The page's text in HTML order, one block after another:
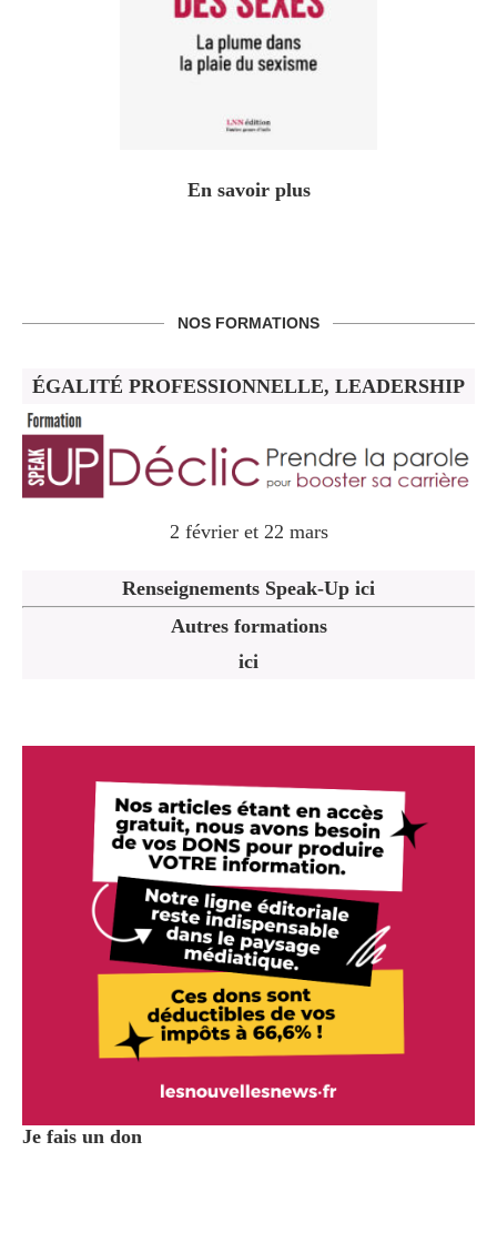
En savoir plus
NOS FORMATIONS
ÉGALITÉ PROFESSIONNELLE, LEADERSHIP
2 février et 22 mars
Renseignements Speak-Up ici
Autres formations
ici
Je fais un don